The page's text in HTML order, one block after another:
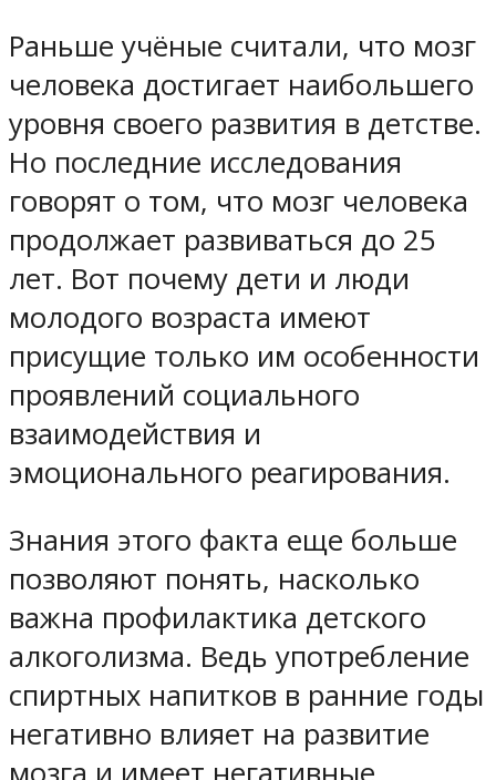
Раньше учёные считали, что мозг
человека достигает наибольшего
уровня своего развития в детстве.
Но последние исследования
говорят о том, что мозг человека
продолжает развиваться до 25
лет. Вот почему дети и люди
молодого возраста имеют
присущие только им особенности
проявлений социального
взаимодействия и
эмоционального реагирования.
Знания этого факта еще больше
позволяют понять, насколько
важна профилактика детского
алкоголизма. Ведь употребление
спиртных напитков в ранние годы
негативно влияет на развитие